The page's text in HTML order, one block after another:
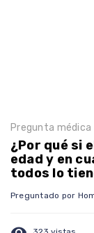
Pregunta médica
¿Por qué si
edad y en
todos lo
Preguntado por